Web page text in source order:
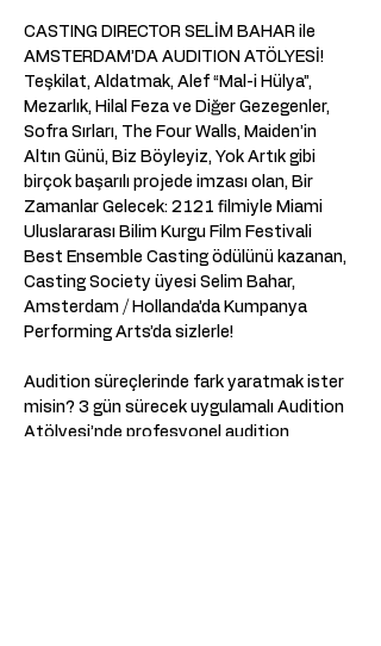
CASTING DIRECTOR SELİM BAHAR ile
AMSTERDAM’DA AUDITION ATÖLYESİ!
Teşkilat, Aldatmak, Alef “Mal-i Hülya”,
Mezarlık, Hilal Feza ve Diğer Gezegenler,
Sofra Sırları, The Four Walls, Maiden’in
Altın Günü, Biz Böyleyiz, Yok Artık gibi
birçok başarılı projede imzası olan, Bir
Zamanlar Gelecek: 2121 filmiyle Miami
Uluslararası Bilim Kurgu Film Festivali
Best Ensemble Casting ödülünü kazanan,
Casting Society üyesi Selim Bahar,
Amsterdam / Hollanda’da Kumpanya
Performing Arts’da sizlerle!
Audition süreçlerinde fark yaratmak ister
misin? 3 gün sürecek uygulamalı Audition
Atölyesi’nde profesyonel audition